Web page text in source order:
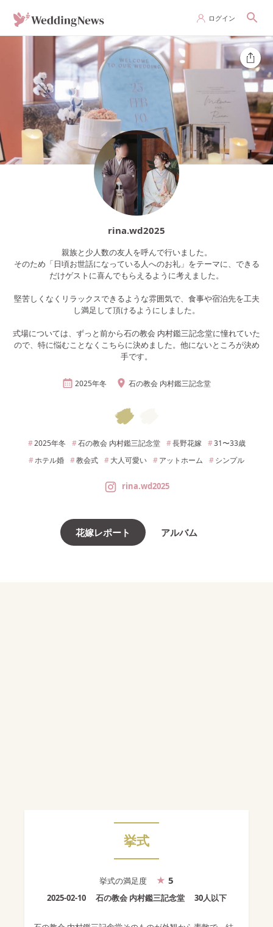
ログイン
rina.wd2025
親族と少人数の友人を呼んで行いました。
そのため「日頃お世話になっている人へのお礼」をテーマに、できる
だけゲストに喜んでもらえるように考えました。
堅苦しくなくリラックスできるような雰囲気で、食事や宿泊先を工夫
し満足して頂けるようにしました。
式場については、ずっと前から石の教会 内村鑑三記念堂に憧れていた
ので、特に悩むことなくこちらに決めました。他にないところが決め
手です。
2025年冬 石の教会 内村鑑三記念堂
2025年冬 石の教会 内村鑑三記念堂 長野花嫁 31〜33歳
ホテル婚
教会式 大人可愛い アットホーム シンプル
rina.wd2025
花嫁レポート アルバム
挙式
挙式の満足度 5
2025-02-10 石の教会 内村鑑三記念堂 30人以下